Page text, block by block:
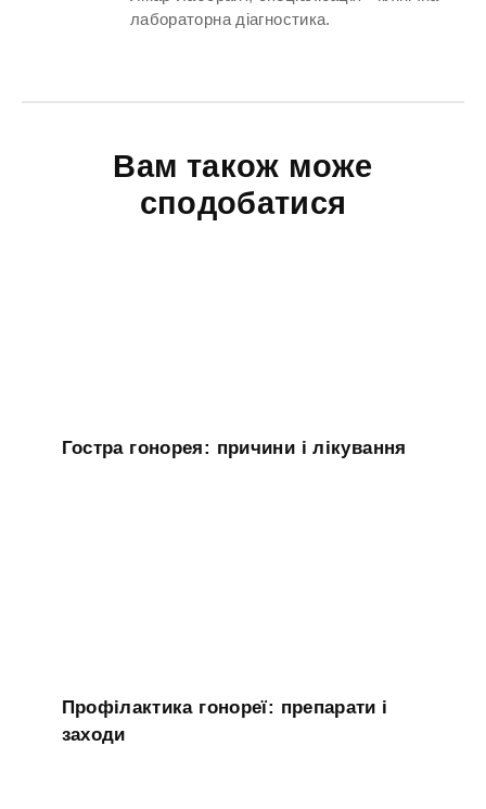
лабораторна діагностика.
Вам також може
сподобатися
Гостра гонорея: причини і лікування
Профілактика гонореї: препарати і
заходи